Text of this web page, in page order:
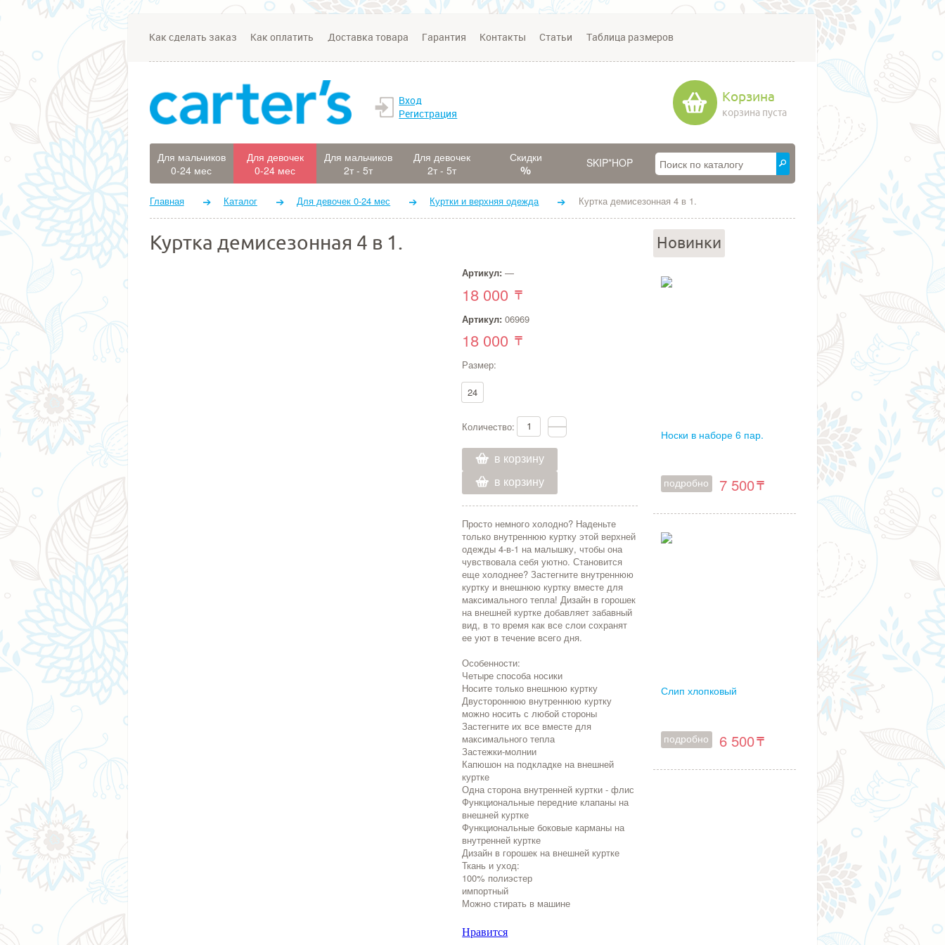
Как сделать заказ Как оплатить Доставка товара Гарантия Контакты Статьи Таблица размеров
Вход
Регистрация
Корзина
корзина пуста
Для мальчиков
0-24 мес
Для девочек
0-24 мес
Для мальчиков
2т - 5т
Для девочек
2т - 5т
Скидки SKIP*HOP
Главная Каталог Для девочек 0-24 мес Куртки и верхняя одежда Куртка демисезонная 4 в 1.
Куртка демисезонная 4 в 1.
Артикул: —
18 000
Артикул: 06969
18 000
Размер:
24
Количество:
в корзину
в корзину
Просто немного холодно? Наденьте
только внутреннюю куртку этой верхней
одежды 4-в-1 на малышку, чтобы она
чувствовала себя уютно. Становится
еще холоднее? Застегните внутреннюю
куртку и внешнюю куртку вместе для
максимального тепла! Дизайн в горошек
на внешней куртке добавляет забавный
вид, в то время как все слои сохранят
ее уют в течение всего дня.
Особенности:
Четыре способа носики
Носите только внешнюю куртку
Двустороннюю внутреннюю куртку
можно носить с любой стороны
Застегните их все вместе для
максимального тепла
Застежки-молнии
Капюшон на подкладке на внешней
куртке
Одна сторона внутренней куртки - флис
Функциональные передние клапаны на
внешней куртке
Функциональные боковые карманы на
внутренней куртке
Дизайн в горошек на внешней куртке
Ткань и уход:
100% полиэстер
импортный
Можно стирать в машине
Нравится
Новинки
Носки в наборе 6 пар.
подробно 7 500
Слип хлопковый
подробно 6 500